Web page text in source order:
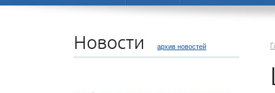
Новости архив новостей